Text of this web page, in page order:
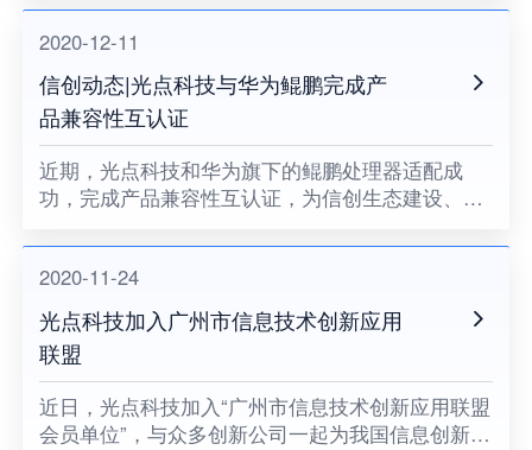
业中台将很难健康地成长。
2020-12-11
信创动态|光点科技与华为鲲鹏完成产
品兼容性互认证
近期，光点科技和华为旗下的鲲鹏处理器适配成
功，完成产品兼容性互认证，为信创生态建设、关
2020-11-24
光点科技加入广州市信息技术创新应用
联盟
​近日，光点科技加入“广州市信息技术创新应用联盟
会员单位”，与众多创新公司一起为我国信息创新发